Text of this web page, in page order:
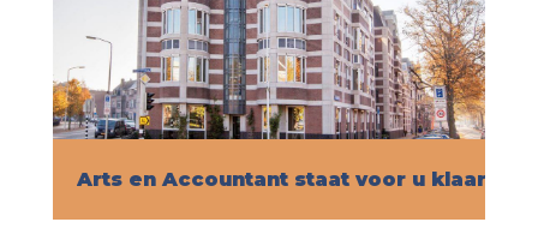
Arts en Accountant staat voor u klaar!